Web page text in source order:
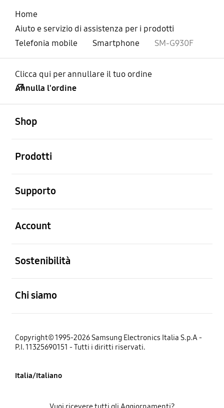
Home
Aiuto e servizio di assistenza per i prodotti
Telefonia mobile
Smartphone SM-G930F
Clicca qui per annullare il tuo ordine
Annulla l'ordine
Shop
Prodotti
Supporto
Account
Sostenibilità
Chi siamo
Copyright© 1995-2026 Samsung Electronics Italia S.p.A -
P.I. 11325690151 - Tutti i diritti riservati.
Italia/Italiano